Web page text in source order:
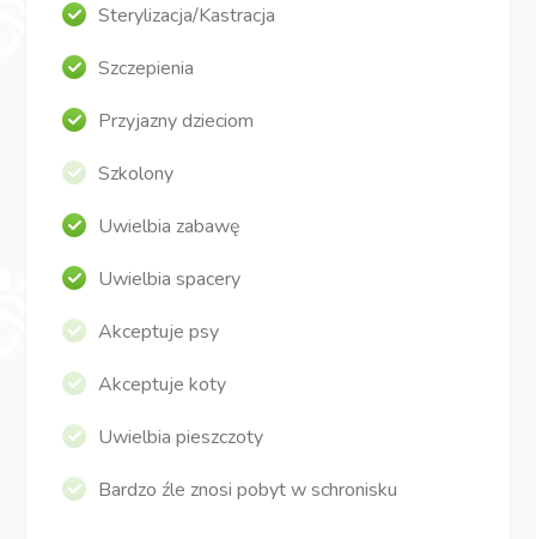
Sterylizacja/Kastracja
Szczepienia
Przyjazny dzieciom
Szkolony
Uwielbia zabawę
Uwielbia spacery
Akceptuje psy
Akceptuje koty
Uwielbia pieszczoty
Bardzo źle znosi pobyt w schronisku